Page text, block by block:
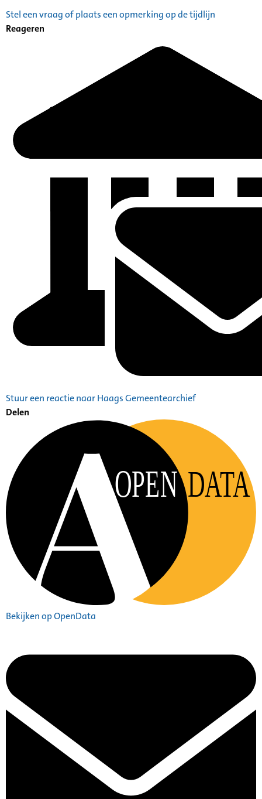
Stel een vraag of plaats een opmerking op de tijdlijn
Reageren
Stuur een reactie naar Haags Gemeentearchief
Delen
OPEN DATA
Bekijken op OpenData